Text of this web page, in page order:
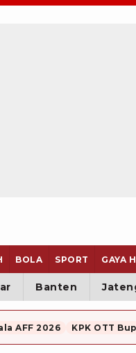
BOLA SPORT GAYA
Banten
AFF 2026 KPK OTT